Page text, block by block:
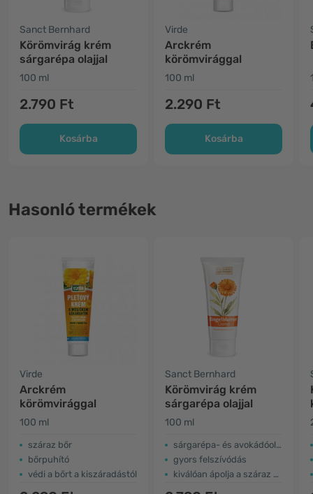
Sanct Bernhard
Körömvirág krém
sárgarépa olajjal
100 ml
2.790 Ft
Kosárba
Virde
Arckrém
körömvirággal
100 ml
2.290 Ft
Kosárba
Hasonló termékek
Virde
Arckrém
körömvirággal
100 ml
​száraz bőr
bőrpuhító
védi a bőrt a kiszáradástól
Sanct Bernhard
Körömvirág krém
sárgarépa olajjal
100 ml
sárgarépa- és avokádóolajat tartalmaz
gyors felszívódás
kiválóan ápolja a száraz és repedezett bőrt